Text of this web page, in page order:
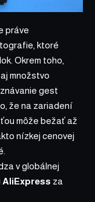
práve
ktoré
Okrem toho,
množstvo
gest
že na zariadení
môže bežať až
nízkej cenovej
v globálnej
AliExpress za